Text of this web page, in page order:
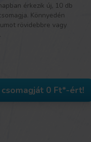
érkezik új, 10 db
Könnyedén
rövidebbre vagy
0 Ft*-ért!